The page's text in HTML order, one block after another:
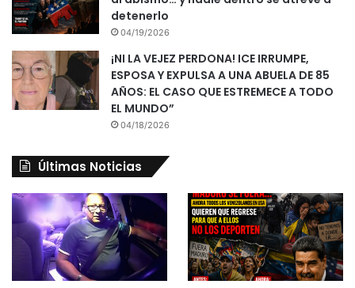
detenerlo
04/19/2026
¡NI LA VEJEZ PERDONA! ICE IRRUMPE,
ESPOSA Y EXPULSA A UNA ABUELA DE 85
AÑOS: EL CASO QUE ESTREMECE A TODO
EL MUNDO”
04/18/2026
Últimas Noticias